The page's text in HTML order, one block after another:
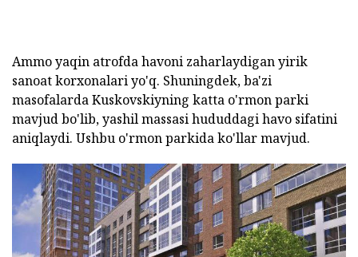
Ammo yaqin atrofda havoni zaharlaydigan yirik
sanoat korxonalari yo'q. Shuningdek, ba'zi
masofalarda Kuskovskiyning katta o'rmon parki
mavjud bo'lib, yashil massasi hududdagi havo sifatini
aniqlaydi. Ushbu o'rmon parkida ko'llar mavjud.